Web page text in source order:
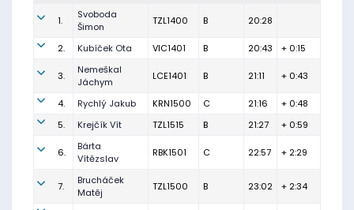
1.
Svoboda
Šimon
TZL1400 B 20:28
2. Kubíček Ota VIC1401 B 20:43 + 0:15
3.
Nemeškal
Jáchym
LCE1401 B 21:11 + 0:43
4. Rychlý Jakub KRN1500 C 21:16
+ 0:48
5.
Krejčík Vít TZL1515 B 21:27 + 0:59
6.
Bárta
Vítězslav
RBK1501 C 22:57 + 2:29
7.
Brucháček
Matěj
TZL1500 B 23:02 + 2:34